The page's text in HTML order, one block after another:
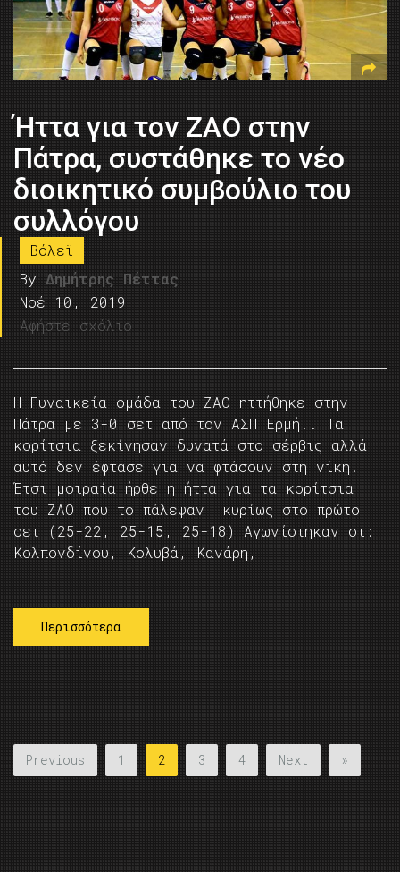
Ήττα για τον ΖΑΟ στην
Πάτρα, συστάθηκε το νέο
διοικητικό συμβούλιο του
συλλόγου
Βόλεϊ
By Δημήτρης Πέττας
Νοέ 10, 2019
Αφήστε σχόλιο
Η Γυναικεία ομάδα του ΖΑΟ ηττήθηκε στην
Πάτρα με 3-0 σετ από τον ΑΣΠ Ερμή.. Τα
κορίτσια ξεκίνησαν δυνατά στο σέρβις αλλά
αυτό δεν έφτασε για να φτάσουν στη νίκη.
Έτσι μοιραία ήρθε η ήττα για τα κορίτσια
του ΖΑΟ που το πάλεψαν κυρίως στο πρώτο
σετ (25-22, 25-15, 25-18) Αγωνίστηκαν οι:
Κολπονδίνου, Κολυβά, Κανάρη,
Περισσότερα
Previous 1 2 3 4 Next »